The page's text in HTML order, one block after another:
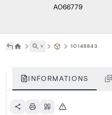
A066779
˅ 10148843
INFORMATIONS